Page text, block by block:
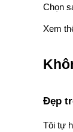
Chọn
Xem
Đẹp
Tôi tự